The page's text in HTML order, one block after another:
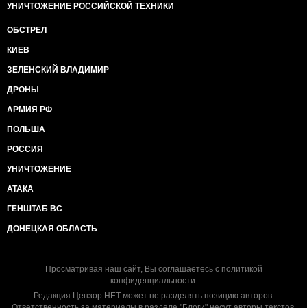
УНИЧТОЖЕНИЕ РОССИЙСКОЙ ТЕХНИКИ
ОБСТРЕЛ
КИЕВ
ЗЕЛЕНСКИЙ ВЛАДИМИР
ДРОНЫ
АРМИЯ РФ
ПОЛЬША
РОССИЯ
УНИЧТОЖЕНИЕ
АТАКА
ГЕНШТАБ ВС
ДОНЕЦКАЯ ОБЛАСТЬ
Просматривая наш сайт, Вы соглашаетесь с политикой
конфиденциальности.
Редакция Цензор.НЕТ может не разделять позицию авторов.